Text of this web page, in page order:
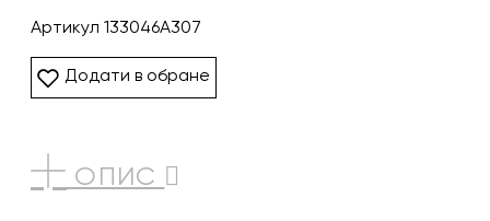
Артикул 133046A307
Додати в обране
ОПИС